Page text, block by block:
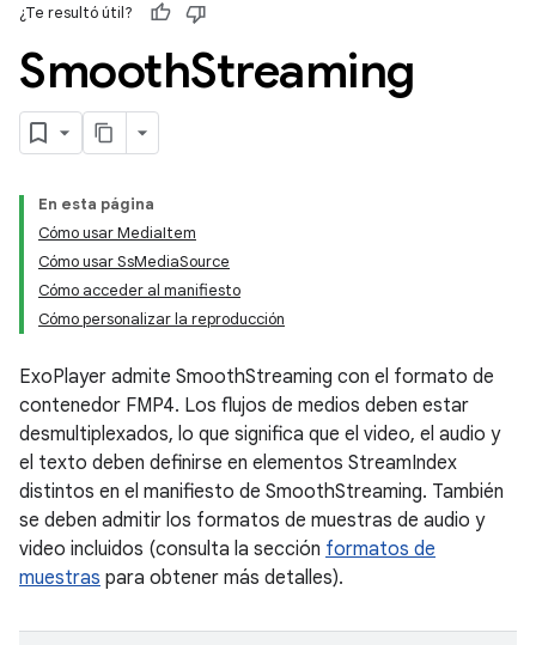
¿Te resultó útil?
SmoothStreaming
En esta página
Cómo usar MediaItem
Cómo usar SsMediaSource
Cómo acceder al manifiesto
Cómo personalizar la reproducción
ExoPlayer admite SmoothStreaming con el formato de
contenedor FMP4. Los flujos de medios deben estar
desmultiplexados, lo que significa que el video, el audio y
el texto deben definirse en elementos StreamIndex
distintos en el manifiesto de SmoothStreaming. También
se deben admitir los formatos de muestras de audio y
video incluidos (consulta la sección formatos de
muestras para obtener más detalles).